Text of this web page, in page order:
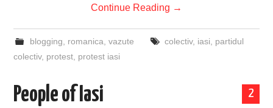
Continue Reading →
blogging romanica vazute colectiv, iasi
partidul
colectiv, protest protest iasi
2
People of Iasi